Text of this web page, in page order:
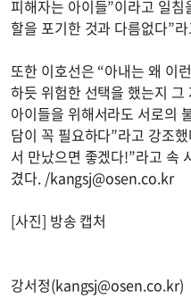
피해자는 아이들”이라고 일
할을 포기한 것과 다름없다”
또한 이호선은 “아내는 왜 이
하듯 위험한 선택을 했는지
아이들을 위해서라도 서로의
담이 꼭 필요하다”라고 강조
서 만났으면 좋겠다!”라고 속
겼다. /kangsj@osen.co.kr
[사진] 방송 캡처
강서정(kangsj@osen.co.kr)